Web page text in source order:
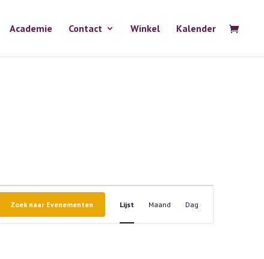
Academie Contact Winkel Kalender
Zoek naar Evenementen
weergaven
navigatie
Lijst Maand Dag